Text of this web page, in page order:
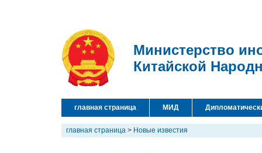
Министерство
Китайской
главная страница МИД
главная страница > Новые известия